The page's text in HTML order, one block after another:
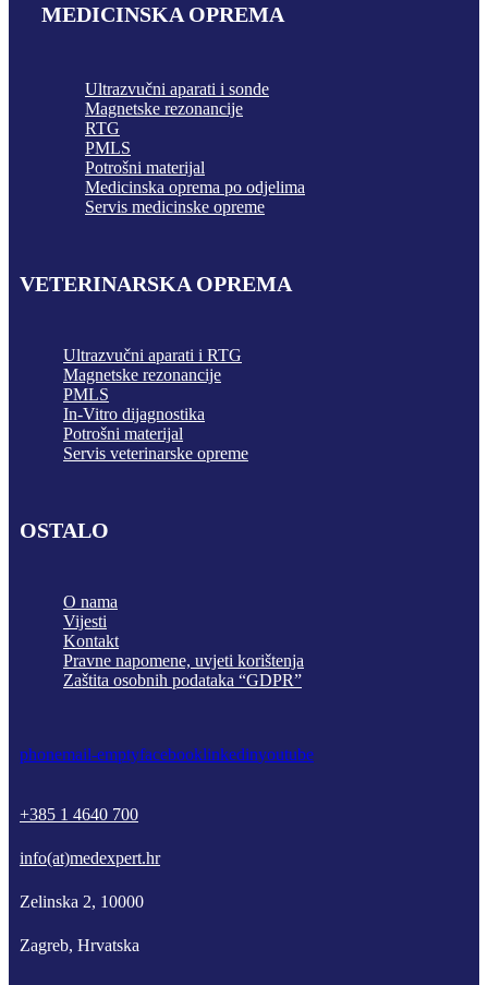
MEDICINSKA OPREMA
Ultrazvučni aparati i sonde
Magnetske rezonancije
RTG
PMLS
Potrošni materijal
Medicinska oprema po odjelima
Servis medicinske opreme
VETERINARSKA OPREMA
Ultrazvučni aparati i RTG
Magnetske rezonancije
PMLS
In-Vitro dijagnostika
Potrošni materijal
Servis veterinarske opreme
OSTALO
O nama
Vijesti
Kontakt
Pravne napomene, uvjeti korištenja
Zaštita osobnih podataka “GDPR”
phonemail-emptyfacebooklinkedinyoutube
+385 1 4640 700
info(at)medexpert.hr
Zelinska 2, 10000
Zagreb, Hrvatska